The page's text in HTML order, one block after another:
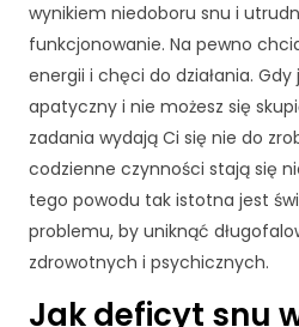
wynikiem niedoboru snu i
funkcjonowanie. Na pewno
energii i chęci do działania. Gdy
apatyczny i nie możesz się
zadania wydają Ci się nie do
codzienne czynności stają się
tego powodu tak istotna jest
problemu, by uniknąć
zdrowotnych i psychicznych.
Jak deficyt snu